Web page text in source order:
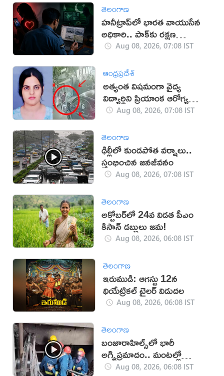
తెలంగాణ
హనీట్రాప్‌లో భారత వాయుసేన
అధికారి.. పాక్‌కు రక్షణ
రహస్యాలు లీక్
Aug 08, 2026, 07:08 IST
ఆంధ్రప్రదేశ్
అత్యంత విషమంగా వైద్య
విద్యార్థిని ప్రియాంక ఆరోగ్య
పరిస్థితిAug 08, 2026, 07:08 IST
తెలంగాణ
ఢిల్లీలో కుండపోత వర్షాలు..
స్తంభించిన జనజీవనం
Aug 08, 2026, 07:08 IST
తెలంగాణ
అక్టోబర్‌లో 24వ విడత పీఎం
కిసాన్ డబ్బులు జమ!
Aug 08, 2026, 06:08 IST
తెలంగాణ
ఇరుముడి: ఆగస్టు 12న
థియేట్రికల్ ట్రైలర్ విడుదల
Aug 08, 2026, 06:08 IST
తెలంగాణ
బంజారాహిల్స్‌లో భారీ
అగ్నిప్రమాదం.. మంటల్లో
కాలిపోయిన మద్యం బాటిళ్లు
Aug 08, 2026, 06:08 IST